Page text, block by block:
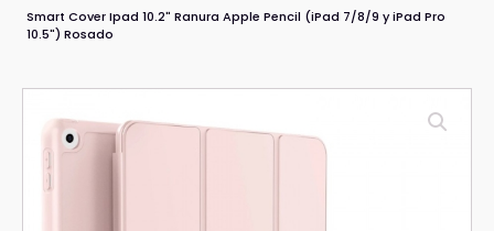
Smart Cover Ipad 10.2" Ranura Apple Pencil (iPad 7/8/9 y iPad Pro
10.5") Rosado